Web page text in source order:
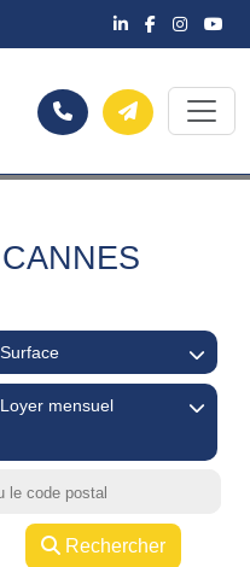
Surface
Loyer mensuel
Rechercher